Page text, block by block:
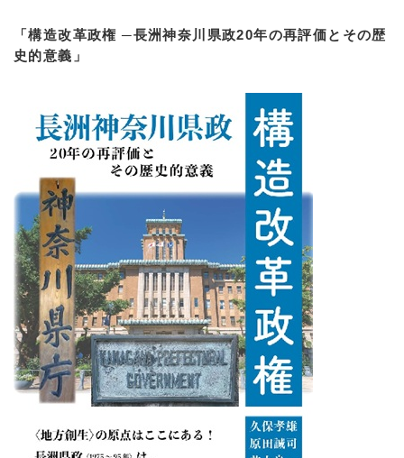
「構造改革政権 ─長洲神奈川県政20年の再評価とその歴
史的意義」